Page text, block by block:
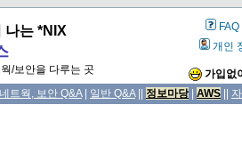
나는 *NIX
/보안을 다루는 곳
FAQ
개인
가입없
네트웍, 보안 Q&A| 일반 Q&A|| 정보마당| AWS